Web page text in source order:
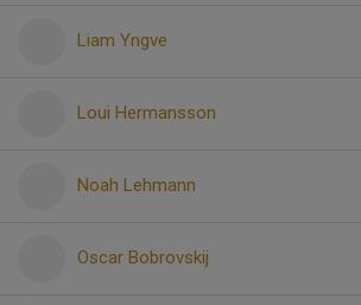
Liam Yngve
Loui Hermansson
Noah Lehmann
Oscar Bobrovskij